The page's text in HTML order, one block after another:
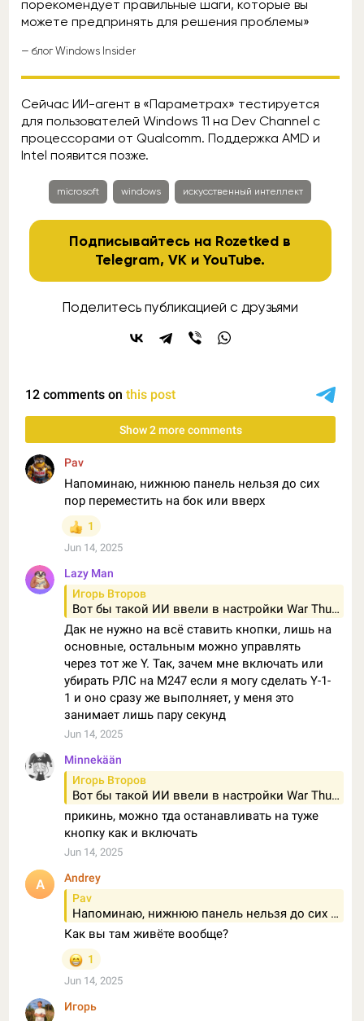
порекомендует правильные шаги, которые вы
можете предпринять для решения проблемы»
— блог Windows Insider
Сейчас ИИ-агент в «Параметрах» тестируется
для пользователей Windows 11 на Dev Channel с
процессорами от Qualcomm. Поддержка AMD и
Intel появится позже.
microsoft windows искусственный интеллект
Подписывайтесь на Rozetked в
Telegram,VK иYouTube.
Поделитесь публикацией с друзьями